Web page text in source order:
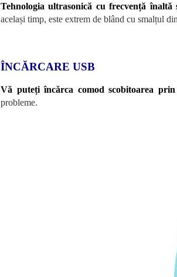
Tehnologia ultrasonică cu frecvență
același timp, este extrem de blând cu smalțul
ÎNCĂRCARE USB
Vă puteți încărca comod scobitoarea
probleme.